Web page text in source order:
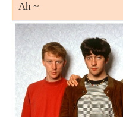
Ah ~